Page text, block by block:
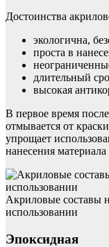
Достоинства
экологична,
проста в
длительный
высокая
В первое время
отмывается от
упрощает
нанесения
Акриловые составы
использовании
Эпоксидная